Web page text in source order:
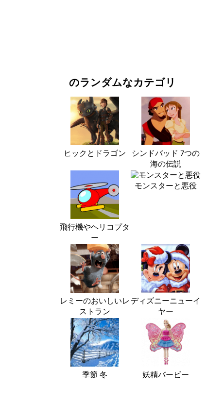
のランダムなカテゴリ
ヒックとドラゴン
シンドバッド 7つの
海の伝説
飛行機やヘリコプタ
ー
モンスターと悪役
レミーのおいしいレ
ストラン
ディズニーニューイ
ヤー
季節 冬 妖精バービー